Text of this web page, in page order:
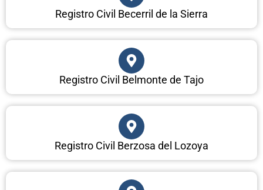
Registro Civil Becerril de la Sierra
Registro Civil Belmonte de Tajo
Registro Civil Berzosa del Lozoya